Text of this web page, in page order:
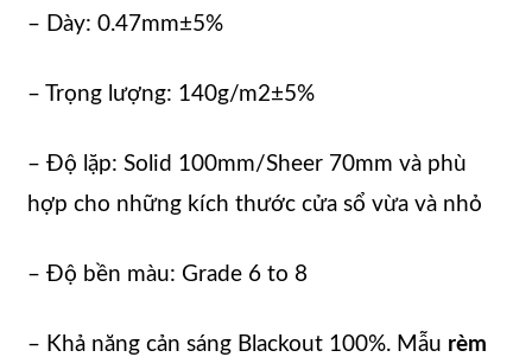
– Dày: 0.47mm±5%
– Trọng lượng: 140g/m2±5%
– Độ lặp: Solid 100mm/Sheer 70mm và phù
hợp cho những kích thước cửa sổ vừa và nhỏ
– Độ bền màu: Grade 6 to 8
– Khả năng cản sáng Blackout 100%. Mẫu rèm